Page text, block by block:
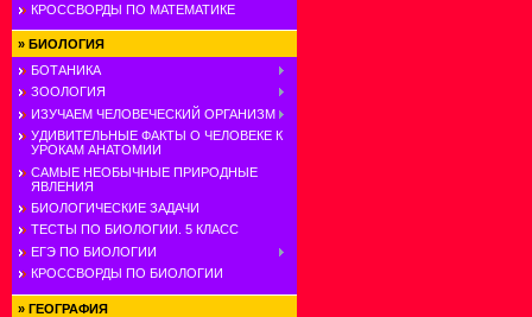
КРОССВОРДЫ ПО МАТЕМАТИКЕ
» БИОЛОГИЯ
БОТАНИКА
ЗООЛОГИЯ
ИЗУЧАЕМ ЧЕЛОВЕЧЕСКИЙ ОРГАНИЗМ
УДИВИТЕЛЬНЫЕ ФАКТЫ О ЧЕЛОВЕКЕ К
УРОКАМ АНАТОМИИ
САМЫЕ НЕОБЫЧНЫЕ ПРИРОДНЫЕ
ЯВЛЕНИЯ
БИОЛОГИЧЕСКИЕ ЗАДАЧИ
ТЕСТЫ ПО БИОЛОГИИ. 5 КЛАСС
ЕГЭ ПО БИОЛОГИИ
КРОССВОРДЫ ПО БИОЛОГИИ
» ГЕОГРАФИЯ